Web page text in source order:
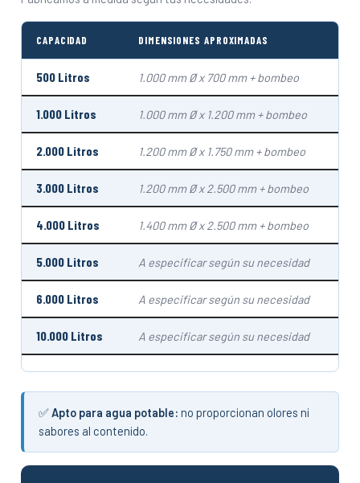
CAPACIDAD DIMENSIONES APROXIMADAS
500 Litros 1.000 mm Ø x 700 mm + bombeo
1.000 Litros 1.000 mm Ø x 1.200 mm + bombeo
2.000 Litros 1.200 mm Ø x 1.750 mm + bombeo
3.000 Litros 1.200 mm Ø x 2.500 mm + bombeo
4.000 Litros 1.400 mm Ø x 2.500 mm + bombeo
5.000 Litros A especificar según su necesidad
6.000 Litros A especificar según su necesidad
10.000 Litros A especificar según su necesidad
✅Apto para agua potable: no proporcionan olores ni
sabores al contenido.